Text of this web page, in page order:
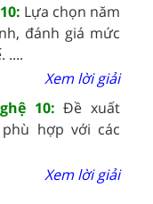
Lựa chọn năm
đánh giá mức
....
Xem lời giải
10: Đề xuất
hợp với các
Xem lời giải